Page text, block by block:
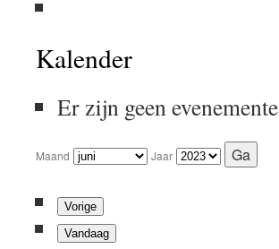
Kalender
Er zijn geen
Maand Jaar
Vorige
Vandaag